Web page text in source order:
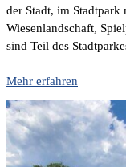
der Stadt, im
Wiesenlandschaft,
sind Teil des
Mehr erfahren